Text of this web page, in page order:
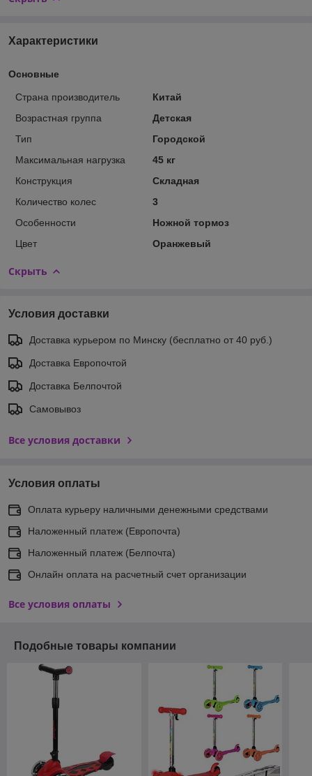
Характеристики
Основные
Страна производитель
Китай
Возрастная группа
Детская
Тип
Городской
Максимальная нагрузка
45 кг
Конструкция
Складная
Количество колес
3
Особенности
Ножной тормоз
Цвет
Оранжевый
Скрыть
Условия доставки
Доставка курьером по Минску (бесплатно от 40 руб.)
Доставка Европочтой
Доставка Белпочтой
Самовывоз
Все условия доставки
Условия оплаты
Оплата курьеру наличными денежными средствами
Наложенный платеж (Европочта)
Наложенный платеж (Белпочта)
Онлайн оплата на расчетный счет организации
Все условия оплаты
Подобные товары компании